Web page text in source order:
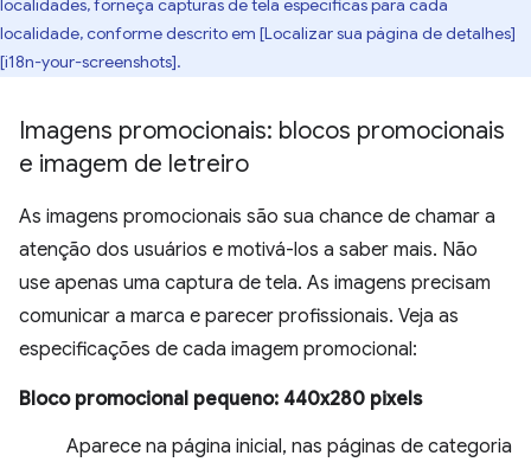
localidades, forneça capturas de tela específicas para cada
localidade, conforme descrito em [Localizar sua página de detalhes]
[i18n-your-screenshots].
Imagens promocionais: blocos promocionais
e imagem de letreiro
As imagens promocionais são sua chance de chamar a
atenção dos usuários e motivá-los a saber mais. Não
use apenas uma captura de tela. As imagens precisam
comunicar a marca e parecer profissionais. Veja as
especificações de cada imagem promocional:
Bloco promocional pequeno: 440x280 pixels
Aparece na página inicial, nas páginas de categoria